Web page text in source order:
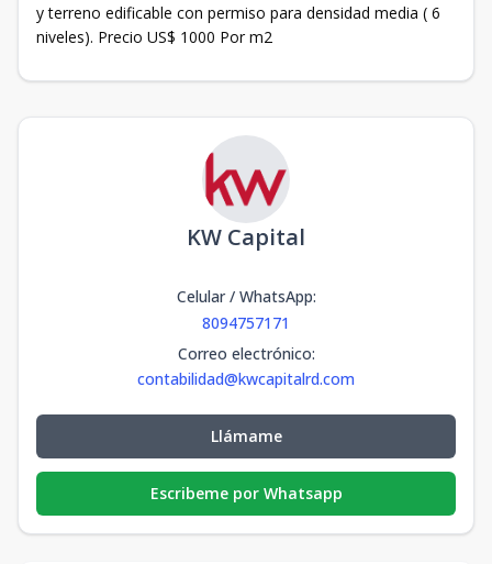
y terreno edificable con permiso para densidad media ( 6
niveles). Precio US$ 1000 Por m2
KW Capital
Celular / WhatsApp:
8094757171
Correo electrónico:
contabilidad@kwcapitalrd.com
Llámame
Escribeme por Whatsapp